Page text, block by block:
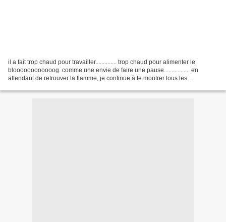
il a fait trop chaud pour travailler.............. trop chaud pour alimenter le
bloooooooooooog. comme une envie de faire une pause................. en
attendant de retrouver la flamme, je continue à te montrer tous les